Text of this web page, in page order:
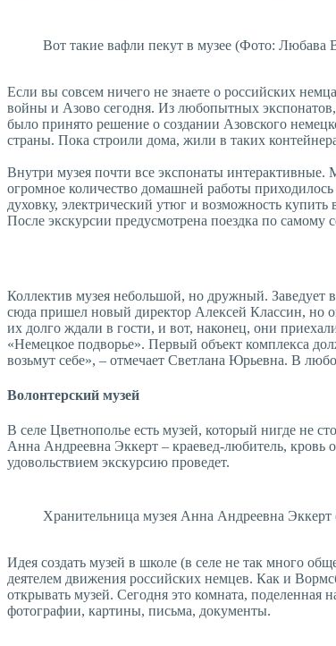
Вот такие вафли пекут в музее (Фото: Любава
Если вы совсем ничего не знаете о российских
войны и Азово сегодня. Из любопытных
было принято решение о создании Азовского
страны. Пока строили дома, жили в таких
Внутри музея почти все экспонаты
огромное количество домашней работы
духовку, электрический утюг и возможность
После экскурсии предусмотрена поездка по
Коллектив музея небольшой, но дружный. Заведует
сюда пришел новый директор Алексей Классин, но
их долго ждали в гости, и вот, наконец, они
«Немецкое подворье». Первый объект комплекса
возьмут себе», – отмечает Светлана Юрьевна. В
Волонтерский музей
В селе Цветнополье есть музей, который нигде не
Анна Андреевна Эккерт – крае­вед-любитель, кровь
удовольствием экскурсию проведет.
Хранительница музея Анна Андреевна
Идея создать музей в школе (в селе не так много
деятелем движения российских немцев. Как и
открывать музей. Сегодня это комната,
фотографии, картины, письма, документы.